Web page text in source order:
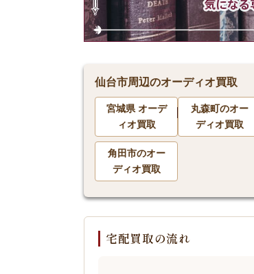
仙台市周辺のオーディオ買取
宮城県 オーデ
ィオ買取
丸森町のオー
ディオ買取
角田市のオー
ディオ買取
宅配買取の流れ